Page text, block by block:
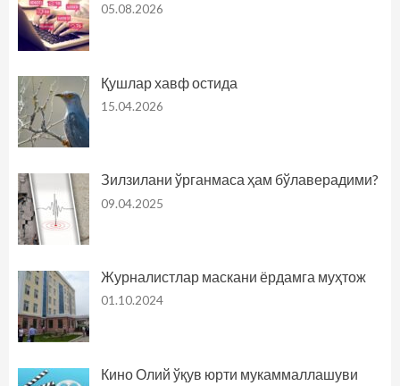
05.08.2026
Қушлар хавф остида
15.04.2026
Зилзилани ўрганмаса ҳам бўлаверадими?
09.04.2025
Журналистлар маскани ёрдамга муҳтож
01.10.2024
Кино Олий ўқув юрти мукаммаллашуви